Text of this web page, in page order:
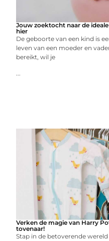
Jouw zoektocht naar de
hier
De geboorte van een kind is
leven van een moeder en
bereikt, wil je
...
Verken de magie van Harry
tovenaar!
Stap in de betoverende